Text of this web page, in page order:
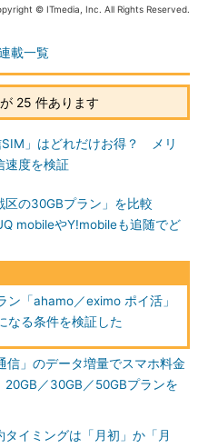
© ITmedia, Inc. All Rights Reserved.
載一覧
25 件あります
SIM」はどれだけお得？ メリ
速度を検証
区の30GBプラン」を比較
mobileやY!mobileも追随でど
ン「ahamo／eximo ポイ活」
る条件を検証した
信」のデータ増量でスマホ料金
／30GB／50GBプランを
タイミングは「月初」か「月